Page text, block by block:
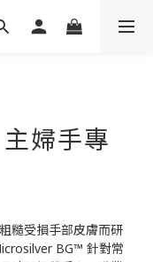
婦手專
糙受損手部皮膚而研
BG™ 針對常